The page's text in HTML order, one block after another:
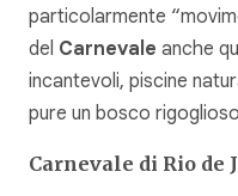
particolarmente
del Carnevale anche
incantevoli, piscine
pure un bosco
Carnevale di Rio de